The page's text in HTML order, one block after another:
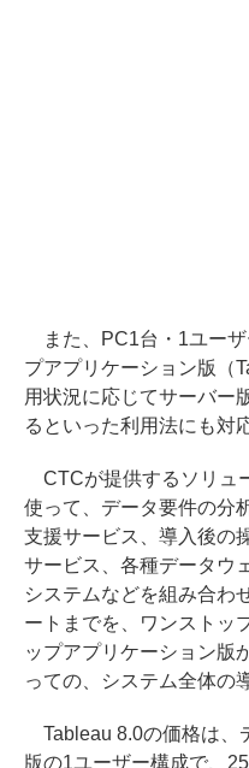
また、PC1台・1ユーザ
プアプリケーション版（
用状況に応じてサーバー
るといった利用法にも対
CTCが提供するソリュ
使って、データ要件の分
支援サービス、導入後の
サービス、各種データウ
システムなどを組み合わ
ートまでを、ワンストッ
ップアプリケーション版
っての、システム全体の
Tableau 8.0の価格は、
版の1ユーザー構成で、